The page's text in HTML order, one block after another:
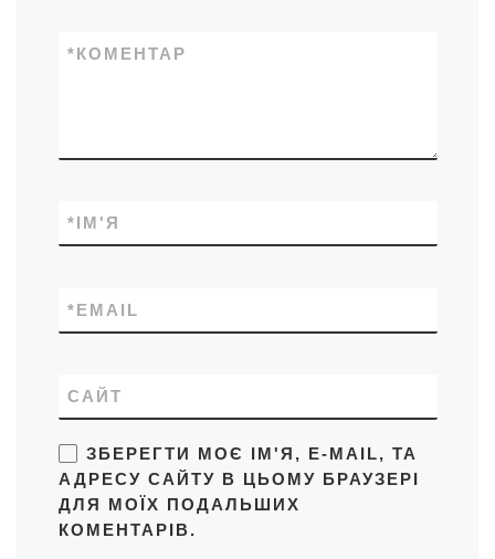
КОМЕНТАР
*
ІМ'Я
*
EMAIL
*
САЙТ
ЗБЕРЕГТИ МОЄ ІМ'Я, E-MAIL, ТА
АДРЕСУ САЙТУ В ЦЬОМУ БРАУЗЕРІ
ДЛЯ МОЇХ ПОДАЛЬШИХ
КОМЕНТАРІВ.